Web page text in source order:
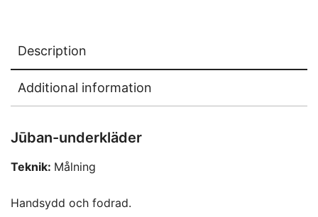
Description
Additional information
Jūban-underkläder
Teknik: Målning
Handsydd och fodrad.